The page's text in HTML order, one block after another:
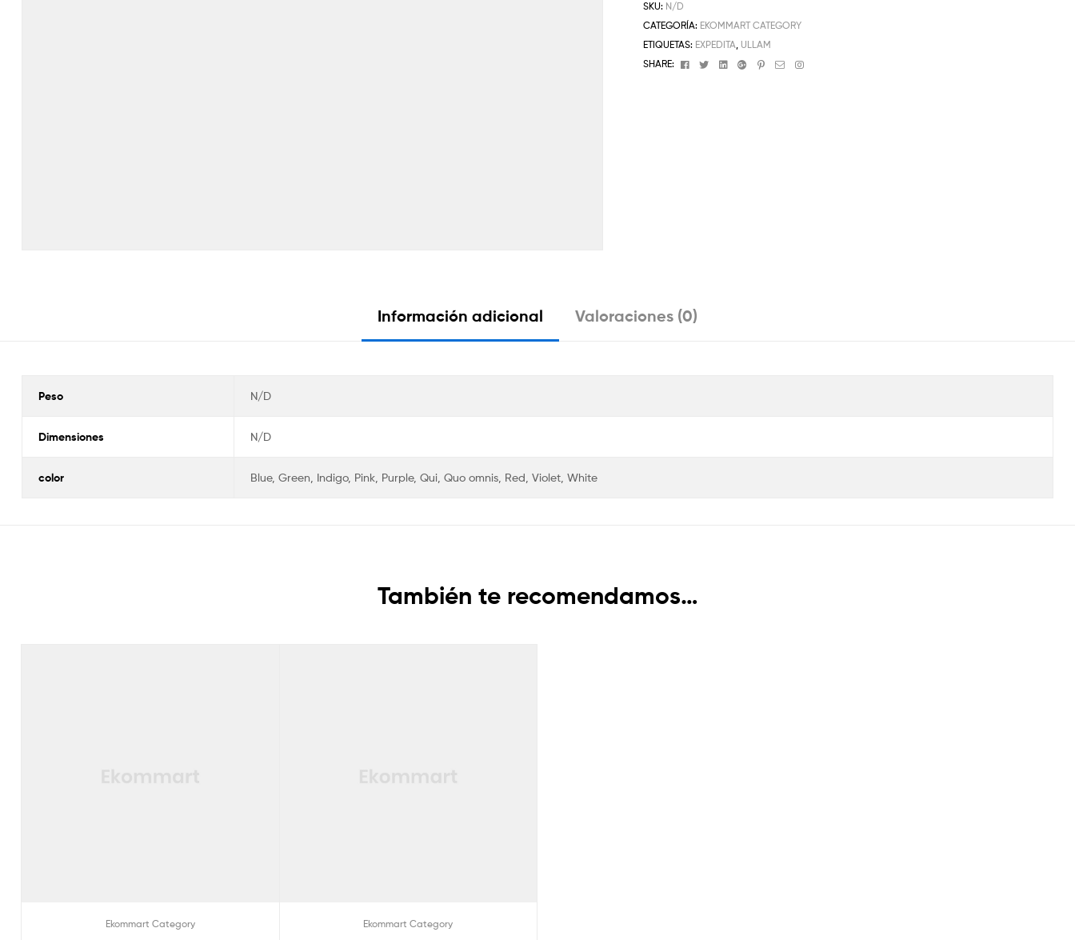
SKU: N/D
CATEGORÍA: EKOMMART CATEGORY
ETIQUETAS: EXPEDITA, ULLAM
SHARE:
FacebookTwitterLinkedinGoogle+Pinterest
EmailInstagram
Información adicional Valoraciones (0)
Peso N/D
Dimensiones N/D
color Blue, Green, Indigo, Pink, Purple, Qui, Quo omnis, Red, Violet, White
También te recomendamos…
Ekommart Category Ekommart Category